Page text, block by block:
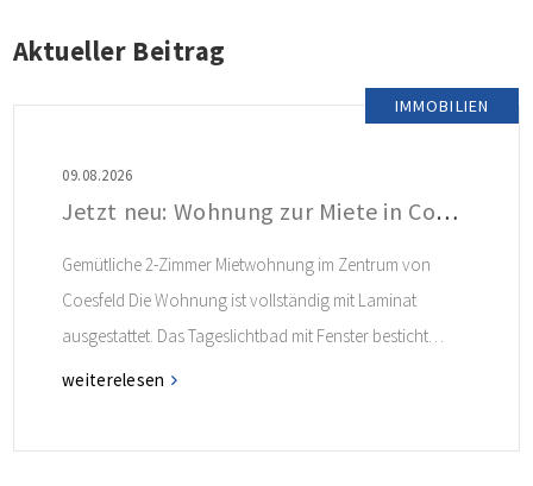
Aktueller Beitrag
IMMOBILIEN
09.08.2026
Jetzt neu: Wohnung zur Miete in Coesfeld
Gemütliche 2-Zimmer Mietwohnung im Zentrum von
Coesfeld Die Wohnung ist vollständig mit Laminat
ausgestattet. Das Tageslichtbad mit Fenster besticht
durch seinen charmanten Retro-Look. Ein
weiterelesen